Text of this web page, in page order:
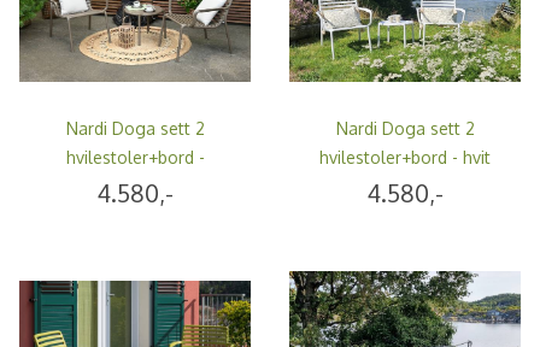
Nardi Doga sett 2
hvilestoler+bord -
tabaccobrun
4.580,-
Nardi Doga sett 2
hvilestoler+bord - hvit
4.580,-